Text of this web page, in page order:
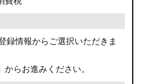
録情報からご選択いただきま
らお進みください。